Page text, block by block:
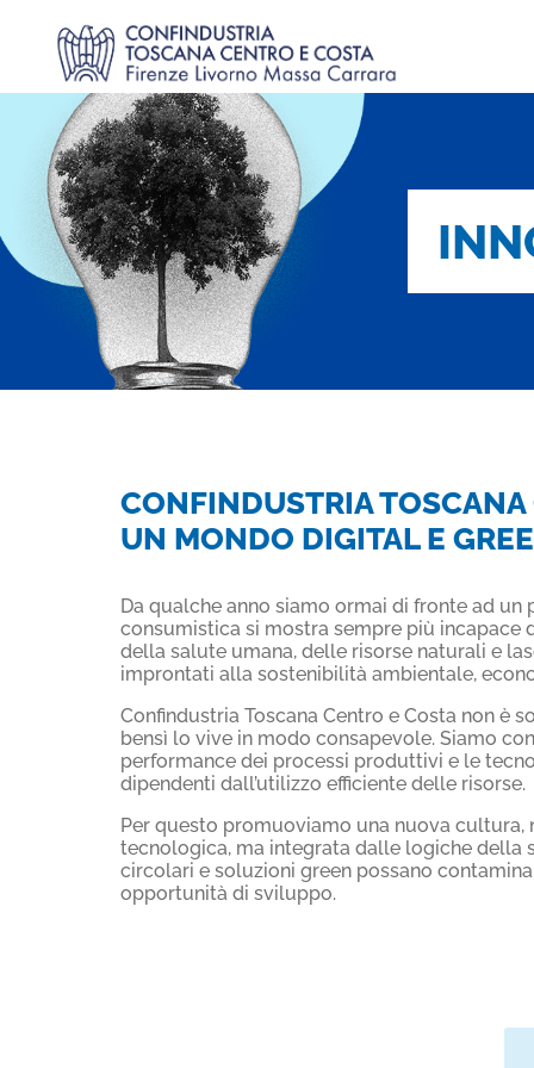
CONFINDUSTRIA TOSCANA
UN MONDO DIGITAL E
Da qualche anno siamo ormai di fronte ad un
consumistica si mostra sempre più incapace
della salute umana, delle risorse naturali e
improntati alla sostenibilità ambientale,
Confindustria Toscana Centro e Costa non è
bensì lo vive in modo consapevole. Siamo
performance dei processi produttivi e le
dipendenti dall’utilizzo efficiente delle risorse.
Per questo promuoviamo una nuova
tecnologica, ma integrata dalle logiche della
circolari e soluzioni green possano
opportunità di sviluppo.